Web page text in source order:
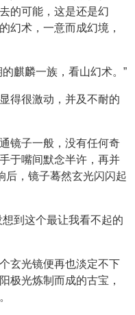
的可能，这是还是幻
幻术，一意而成幻境，
麒麟一族，看山幻术。”
得很激动，并及不耐的
镜子一般，没有任何奇
于嘴间默念半许，再并
，镜子蓦然玄光闪闪起
到这个最让我看不起的
玄光镜便再也淡定不下
极光炼制而成的古宝，